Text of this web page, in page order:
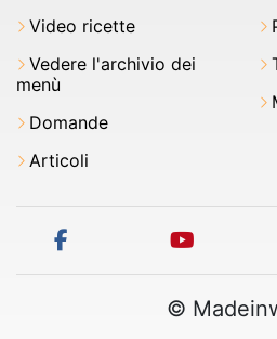
Video ricette
Vedere l'archivio dei
menù
Domande
Articoli
facebook youtube
©